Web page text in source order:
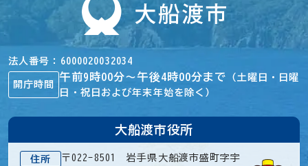
法人番号 6000020032034
開庁時間
午前9時00分～午後4時00分まで
（土曜日・日曜
日・祝日および年末年始を除く）
大船渡市役所
住所
〒022-8501 岩手県大船渡市盛町字宇